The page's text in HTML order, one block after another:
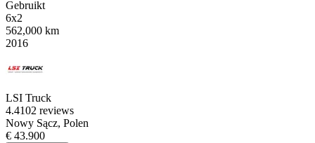
Gebruikt
6x2
562,000 km
2016
LSI Truck
4.4102 reviews
Nowy Sącz, Polen
€ 43.900